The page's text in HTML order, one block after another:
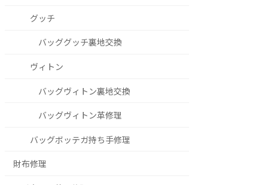
グッチ
バッググッチ裏地交換
ヴィトン
バッグヴィトン裏地交換
バッグヴィトン革修理
バッグボッテガ持ち手修理
財布修理